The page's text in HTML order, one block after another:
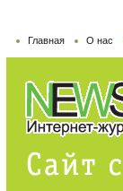
Главная О нас